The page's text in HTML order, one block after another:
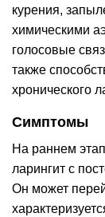
курения,
химическими
голосовые
также
хронического
Симптомы
На раннем
ларингит с
Он может